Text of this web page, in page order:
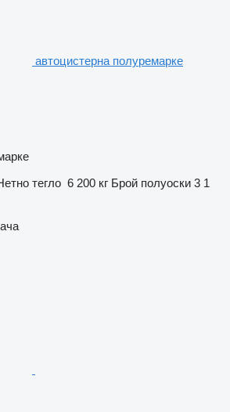
автоцистерна полуремарке
тегло 6 200 кг Брой полуоски 3 1